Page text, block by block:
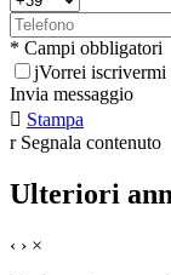
* Campi obbligatori
jVorrei iscrivermi
Invia messaggio
 Stampa
r Segnala contenuto
Ulteriori
‹ › ×